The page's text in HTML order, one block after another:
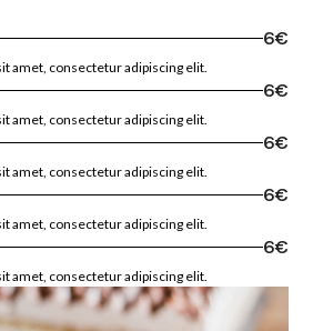
6€
amet, consectetur adipiscing elit.
6€
amet, consectetur adipiscing elit.
6€
amet, consectetur adipiscing elit.
6€
amet, consectetur adipiscing elit.
6€
amet, consectetur adipiscing elit.